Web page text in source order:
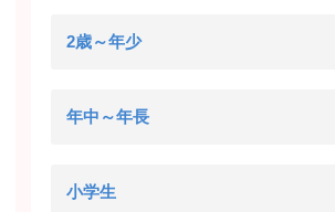
2歳～年少
年中～年長
小学生